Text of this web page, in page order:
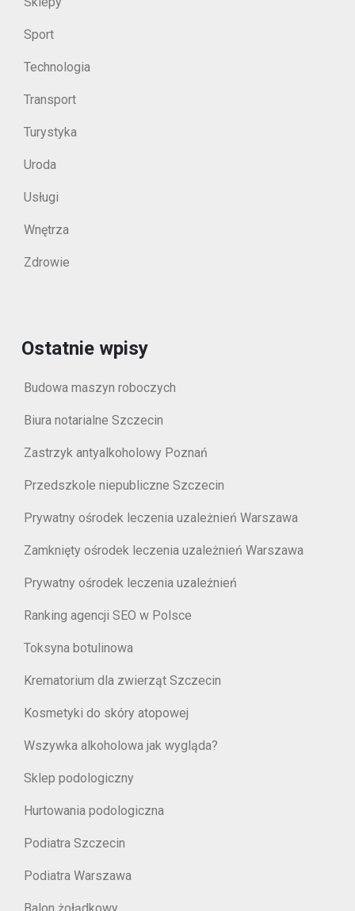
Sport
Technologia
Transport
Turystyka
Uroda
Usługi
Wnętrza
Zdrowie
Ostatnie wpisy
Budowa maszyn roboczych
Biura notarialne Szczecin
Zastrzyk antyalkoholowy Poznań
Przedszkole niepubliczne Szczecin
Prywatny ośrodek leczenia uzależnień Warszawa
Zamknięty ośrodek leczenia uzależnień Warszawa
Prywatny ośrodek leczenia uzależnień
Ranking agencji SEO w Polsce
Toksyna botulinowa
Krematorium dla zwierząt Szczecin
Kosmetyki do skóry atopowej
Wszywka alkoholowa jak wygląda?
Sklep podologiczny
Hurtowania podologiczna
Podiatra Szczecin
Podiatra Warszawa